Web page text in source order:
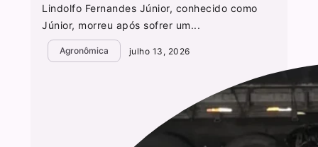
Lindolfo Fernandes Júnior, conhecido como
Júnior, morreu após sofrer um...
Agronômica julho 13, 2026